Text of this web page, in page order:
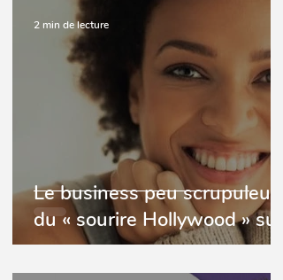
Le business peu scrupuleux
du « sourire Hollywood » sur
les réseaux sociaux
2 min de lecture